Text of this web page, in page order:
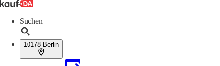
Suchen
10178 Berlin